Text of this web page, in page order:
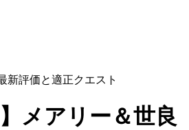
新評価と適正クエスト
メアリー＆世良